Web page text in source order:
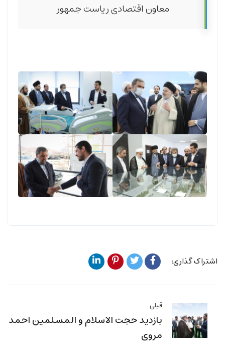
معاون اقتصادی ریاست جمهور
اشتراک گذاری:
قبلی
بازدید حجت الاسلام و المسلمین احمد
مروی